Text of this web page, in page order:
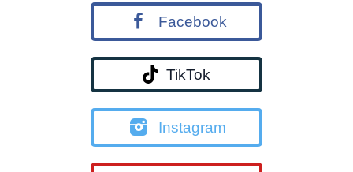
Facebook
TikTok
Instagram